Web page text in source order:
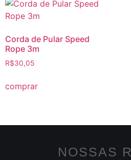
Corda de Pular Speed
Rope 3m
R$30,05
comprar
NOSSAS